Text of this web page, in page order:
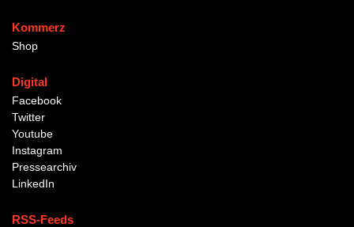
Kommerz
Shop
Digital
Facebook
Twitter
Youtube
Instagram
Pressearchiv
LinkedIn
RSS-Feeds